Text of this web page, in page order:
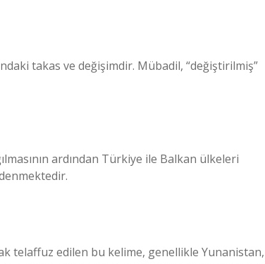
takas ve değişimdir. Mübadil, “değiştirilmiş”
ardından Türkiye ile Balkan ülkeleri
telaffuz edilen bu kelime, genellikle Yunanistan,